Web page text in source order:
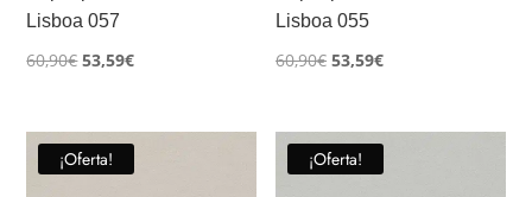
Lisboa 057
60,90€El
era:
53,59€El
es:
Lisboa 055
60,90€ El
era:
53,59€El
es:
¡Oferta! ¡Oferta!